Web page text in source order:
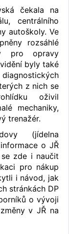
čekala na
centrálního
autoškoly. Ve
rozsáhlé
pro opravy
byly také
z nich se
oživil
mechaniky,
trenažér.
(jídelna
o JŘ
zde i naučit
pro nákup
i návod, jak
stránkách DP
o vývoji
v JŘ na